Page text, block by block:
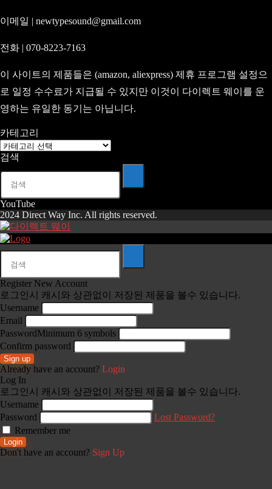
이메일 | newtypesound@gmail.com
전화 | 070-8223-7163
이 사이트의 제품들은 (amazon, aliexpress) 제휴 프로그램 설정으
로 일정 수수료가 지급될 수 있지만 이것이 다이렉트 웨이를 운
영하는 유일한 동기는 아닙니다.
카테고리
카
테
고
검색
YouTube
2024 Direct Way Inc. All rights reserved.
Register New Account
로그인시 캐시와 상관없이 저장된 제품을 볼수 있습니다.
Username
Email
PasswordMinimum 6 symbols
Confirm password
Sign up
Already have an account? Login
Log In
로그인시 캐시와 상관없이 저장된 제품을 볼수 있습니다.
Username
Password
Lost Password?
Remember me
Login
Don't have an account? Sign Up